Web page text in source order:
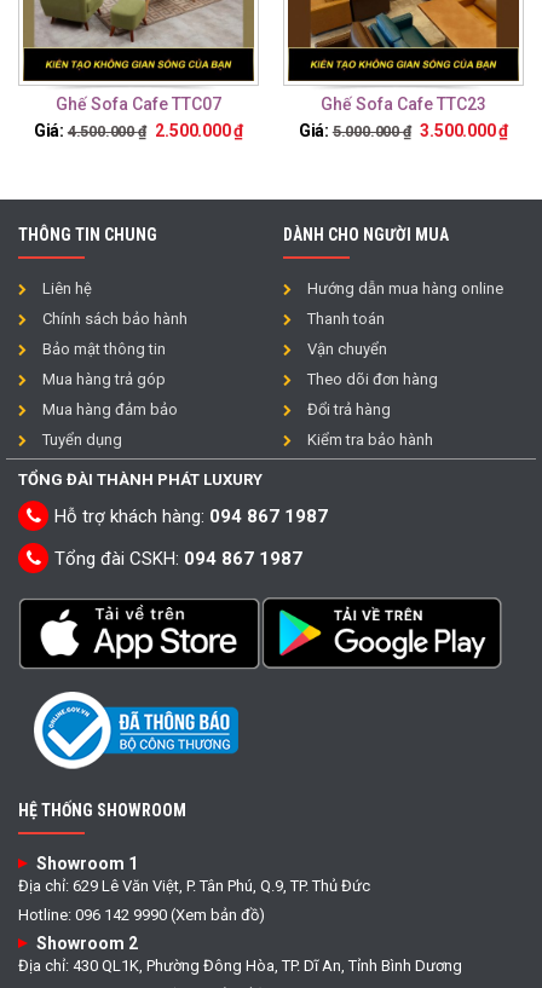
Ghế Sofa Cafe TTC07
Giá: 4.500.000₫ 2.500.000₫
Ghế Sofa Cafe TTC23
Giá: 5.000.000₫ 3.500.000₫
THÔNG TIN CHUNG
Liên hệ
Chính sách bảo hành
Bảo mật thông tin
Mua hàng trả góp
Mua hàng đảm bảo
Tuyển dụng
DÀNH CHO NGƯỜI MUA
Hướng dẫn mua hàng online
Thanh toán
Vận chuyển
Theo dõi đơn hàng
Đổi trả hàng
Kiểm tra bảo hành
TỔNG ĐÀI THÀNH PHÁT LUXURY
Hỗ trợ khách hàng: 094 867 1987
Tổng đài CSKH: 094 867 1987
HỆ THỐNG SHOWROOM
Showroom 1
Địa chỉ: 629 Lê Văn Việt, P. Tân Phú, Q.9, TP. Thủ Đức
Hotline: 096 142 9990 (Xem bản đồ)
Showroom 2
Địa chỉ: 430 QL1K, Phường Đông Hòa, TP. Dĩ An, Tỉnh Bình Dương